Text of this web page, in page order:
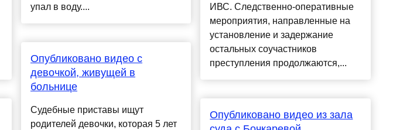
упал в воду....
Опубликовано видео с
девочкой, живущей в
больнице
Судебные приставы ищут
родителей девочки, которая 5 лет
ИВС. Следственно-оперативные
мероприятия, направленные на
установление и задержание
остальных соучастников
преступления продолжаются,...
Опубликовано видео из зала